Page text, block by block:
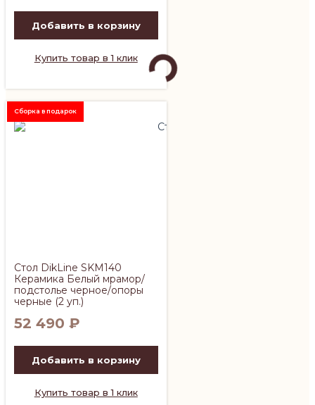
Добавить в корзину
Купить товар в 1 клик
Сборка в подарок
Стол DikLine SKM140
Керамика Белый мрамор/
подстолье черное/опоры
черные (2 уп.)
52 490 ₽
Добавить в корзину
Купить товар в 1 клик